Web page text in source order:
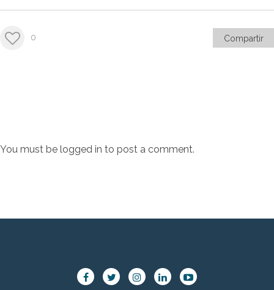
0 Compartir
You must be logged in to post a comment.